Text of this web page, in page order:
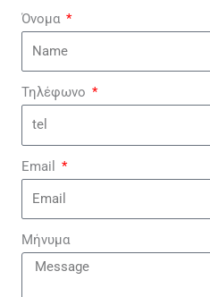
Όνομα
Τηλέφωνο
Email
Μήνυμα